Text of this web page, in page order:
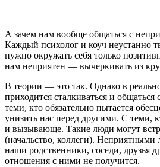
А зачем нам вообще общаться с
Каждый психолог и коуч неустанно
нужно окружать себя только
нам неприятен — вычеркивать из
В теории — это так. Однако в
приходится сталкиваться и общаться
теми, кто обязательно пытается
унизить нас перед другими. С теми,
и вызывающе. Такие люди могут
(начальство, коллеги). Неприятными
наши родственники, соседи, друзья
отношения с ними не получится.